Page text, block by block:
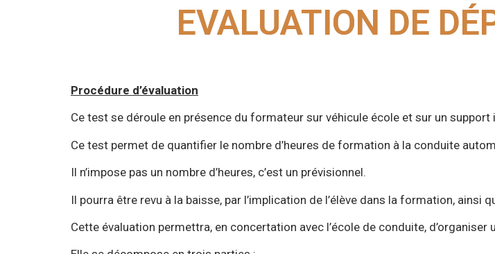
EVALUATION DE
Procédure d’évaluation
Ce test se déroule en présence du formateur sur véhicule école et sur un
Ce test permet de quantifier le nombre d’heures de formation à la conduite
Il n’impose pas un nombre d’heures, c’est un prévisionnel.
Il pourra être revu à la baisse, par l’implication de l’élève dans la formation, ainsi
Cette évaluation permettra, en concertation avec l’école de conduite,